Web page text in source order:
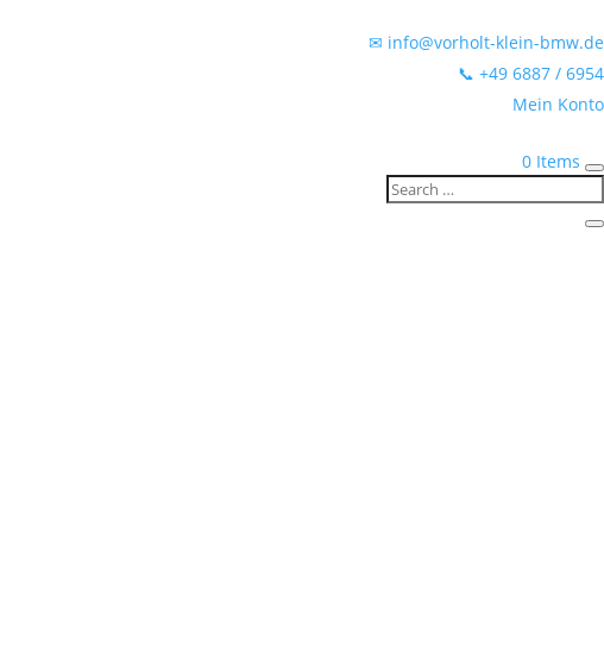
✉ info@vorholt-klein-bmw.de
📞 +49 6887 / 6954
Mein Konto
0 Items